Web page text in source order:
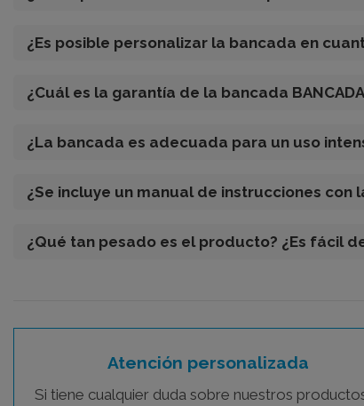
¿Es posible personalizar la bancada en
¿Cuál es la garantía de la bancada BANCADA
¿La bancada es adecuada para un uso
¿Se incluye un manual de instrucciones con
¿Qué tan pesado es el producto? ¿Es fácil
Atención personalizada
Si tiene cualquier duda sobre nuestros